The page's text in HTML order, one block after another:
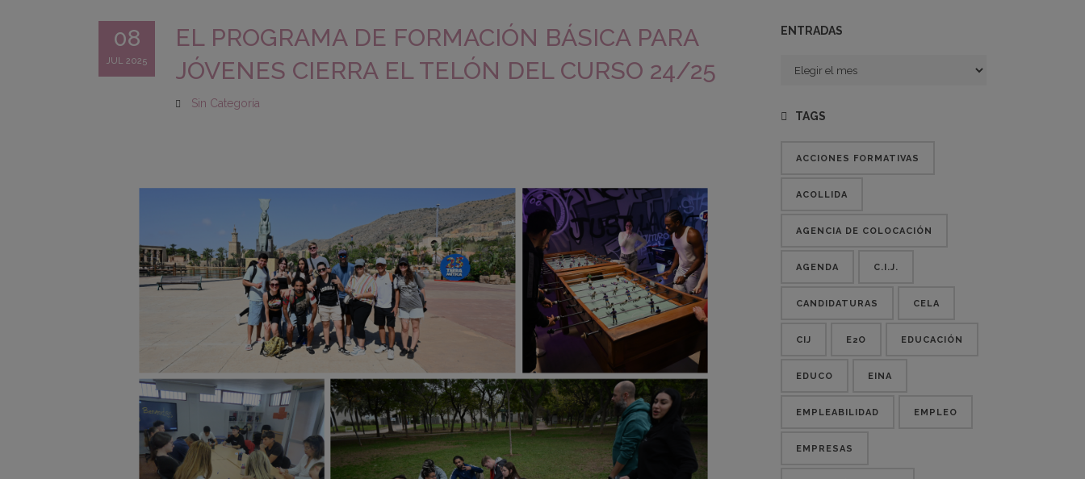
08
JUL 2025
EL PROGRAMA DE FORMACIÓN BÁSICA PARA
JÓVENES CIERRA EL TELÓN DEL CURSO 24/25
Sin Categoría
ENTRADAS
Entradas
TAGS
ACCIONES FORMATIVAS
ACOLLIDA
AGENCIA DE COLOCACIÓN
AGENDA C.I.J.
CANDIDATURAS CELA
CIJ E2O EDUCACIÓN
EDUCO EINA
EMPLEABILIDAD EMPLEO
EMPRESAS